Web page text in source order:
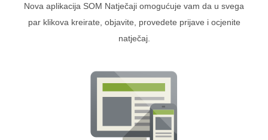
Nova aplikacija SOM Natječaji omogućuje vam da u svega
par klikova kreirate, objavite, provedete prijave i ocjenite
natječaj.